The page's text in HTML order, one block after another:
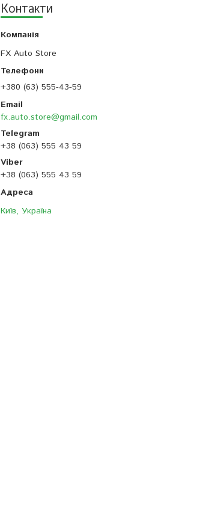
Контакти
FX Auto Store
+380 (63) 555-43-59
fx.auto.store@gmail.com
+38 (063) 555 43 59
+38 (063) 555 43 59
Київ, Україна